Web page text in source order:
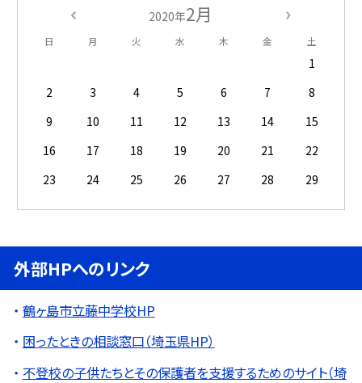
2020年2月
日 月 火 水 木 金 土
1
2
3 4 5 6 7
8
9
10 11 12 13 14
15
16
17 18 19 20 21
22
23
24 25 26 27 28 29
外部HPへのリンク
鶴ヶ島市立藤中学校HP
困ったときの相談窓口（埼玉県HP）
不登校の子供たちとその保護者を支援するためのサイト（埼